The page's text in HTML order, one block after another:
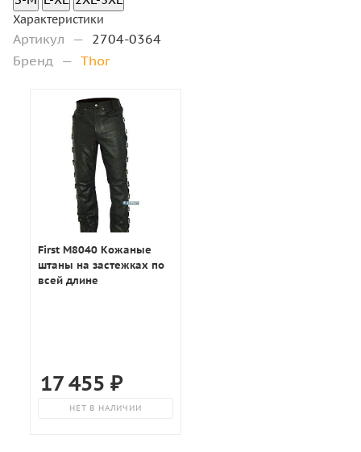
Характеристики
Артикул — 2704-0364
Бренд
— Thor
First M8040 Кожаные
штаны на застежках по
всей длине
17 455 ₽
НЕТ В НАЛИЧИИ